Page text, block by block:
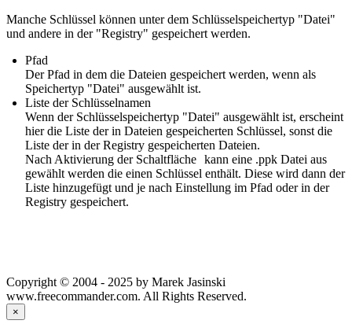
Manche Schlüssel können unter dem Schlüsselspeichertyp "Datei"
und andere in der "Registry" gespeichert werden.
Pfad
Der Pfad in dem die Dateien gespeichert werden, wenn als
Speichertyp "Datei" ausgewählt ist.
Liste der Schlüsselnamen
Wenn der Schlüsselspeichertyp "Datei" ausgewählt ist, erscheint
hier die Liste der in Dateien gespeicherten Schlüssel, sonst die
Liste der in der Registry gespeicherten Dateien.
Nach Aktivierung der Schaltfläche kann eine .ppk Datei aus
gewählt werden die einen Schlüssel enthält. Diese wird dann der
Liste hinzugefügt und je nach Einstellung im Pfad oder in der
Registry gespeichert.
Copyright © 2004 - 2025 by Marek Jasinski
www.freecommander.com. All Rights Reserved.
×